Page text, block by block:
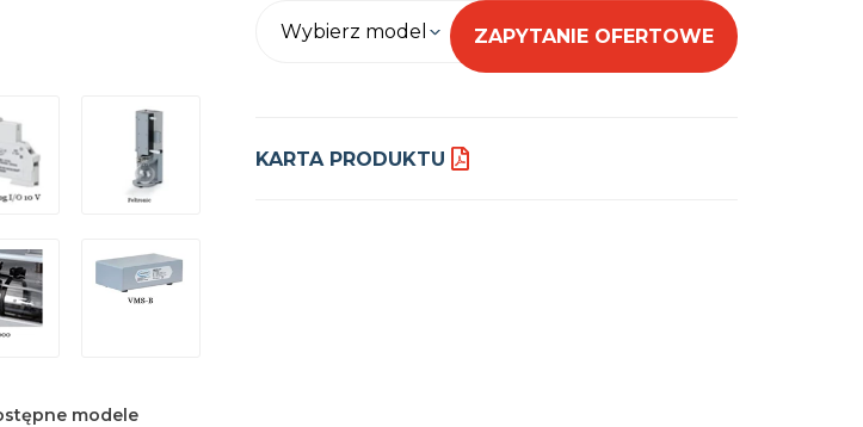
Wybierz model ZAPYTANIE OFERTOWE
KARTA PRODUKTU
modele